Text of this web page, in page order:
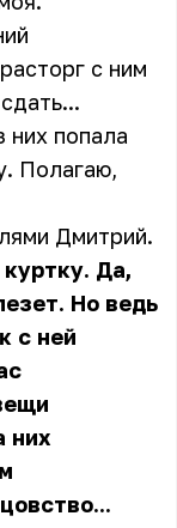
с ним
них попала
Полагаю,
Дмитрий.
Да,
Но ведь
с ней
них